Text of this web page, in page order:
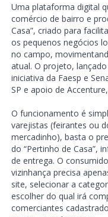
Uma plataforma digital
comércio de bairro e
Casa”, criado para
os pequenos negócios
no campo,
atual. O projeto,
iniciativa da Faesp e
SP e apoio de
O funcionamento é
varejistas (feirantes ou
mercadinho), basta o
do “Pertinho de Casa”,
de entrega. O
vizinhança precisa
site, selecionar a
escolher do qual irá
comerciantes